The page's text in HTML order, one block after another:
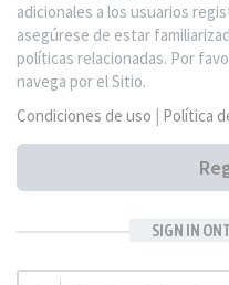
adicionales a los usuarios
asegúrese de estar
políticas relacionadas. Por
navega por el Sitio.
Condiciones de uso | Política
SIGN IN